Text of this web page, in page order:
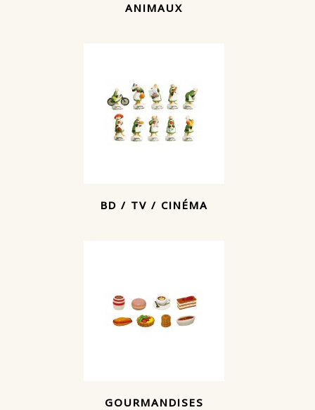
ANIMAUX
BD / TV / CINÉMA
GOURMANDISES